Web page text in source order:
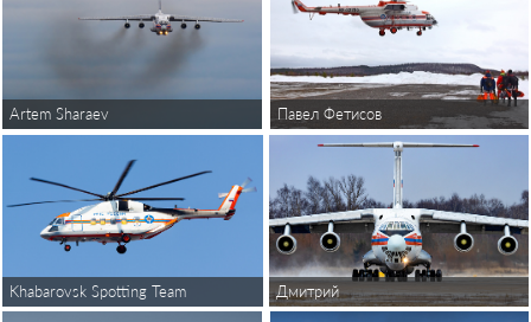
Artem Sharaev Павел Фетисов
Khabarovsk Spotting Team Дмитрий